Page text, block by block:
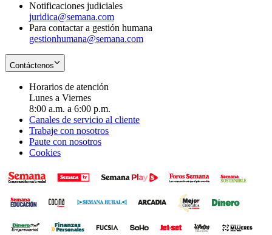
Notificaciones judiciales
juridica@semana.com
Para contactar a gestión humana
gestionhumana@semana.com
Contáctenos
Horarios de atención
Lunes a Viernes
8:00 a.m. a 6:00 p.m.
Canales de servicio al cliente
Trabaje con nosotros
Paute con nosotros
Cookies